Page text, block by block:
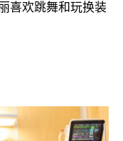
喜欢跳舞和玩换装